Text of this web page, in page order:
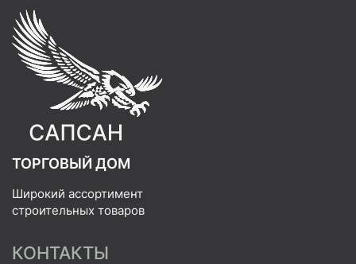
ТОРГОВЫЙ ДОМ
Широкий ассортимент
строительных товаров
КОНТАКТЫ